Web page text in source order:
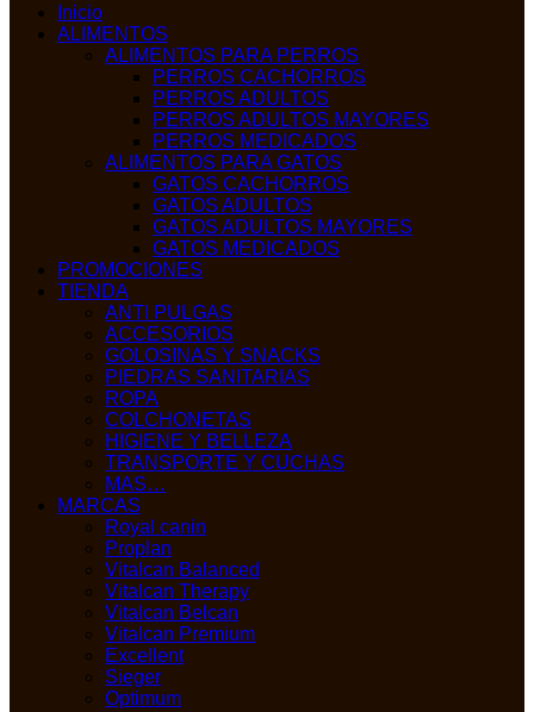
Inicio
ALIMENTOS
ALIMENTOS PARA PERROS
PERROS CACHORROS
PERROS ADULTOS
PERROS ADULTOS MAYORES
PERROS MEDICADOS
ALIMENTOS PARA GATOS
GATOS CACHORROS
GATOS ADULTOS
GATOS ADULTOS MAYORES
GATOS MEDICADOS
PROMOCIONES
TIENDA
ANTI PULGAS
ACCESORIOS
GOLOSINAS Y SNACKS
PIEDRAS SANITARIAS
ROPA
COLCHONETAS
HIGIENE Y BELLEZA
TRANSPORTE Y CUCHAS
MAS…
MARCAS
Royal canin
Proplan
Vitalcan Balanced
Vitalcan Therapy
Vitalcan Belcan
Vitalcan Premium
Excellent
Sieger
Optimum